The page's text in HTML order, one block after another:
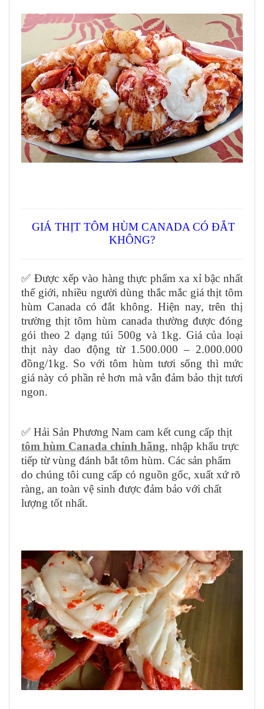
GIÁ THỊT TÔM HÙM CANADA CÓ ĐẮT
KHÔNG?
✅ Được xếp vào hàng thực phẩm xa xỉ bậc nhất
thế giới, nhiều người dùng thắc mắc giá thịt tôm
hùm Canada có đắt không. Hiện nay, trên thị
trường thịt tôm hùm canada thường được đóng
gói theo 2 dạng túi 500g và 1kg. Giá của loại
thịt này dao động từ 1.500.000 – 2.000.000
đồng/1kg. So với tôm hùm tươi sống thì mức
giá này có phần rẻ hơn mà vẫn đảm bảo thịt tươi
ngon.
✅ Hải Sản Phương Nam cam kết cung cấp thịt
tôm hùm Canada chính hãng, nhập khẩu trực
tiếp từ vùng đánh bắt tôm hùm. Các sản phẩm
do chúng tôi cung cấp có nguồn gốc, xuất xứ rõ
ràng, an toàn vệ sinh được đảm bảo với chất
lượng tốt nhất.